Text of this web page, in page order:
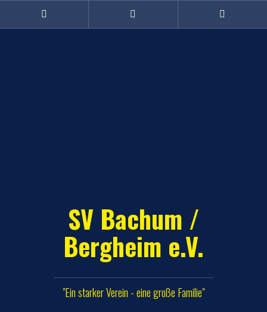
springen
(Damen)
SV Bachum /
Bergheim e.V.
"Ein starker Verein - eine große Familie"